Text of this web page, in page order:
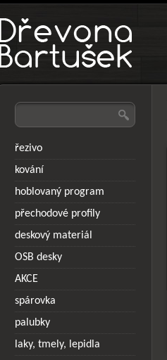
řezivo
kování
hoblovaný program
přechodové profily
deskový materiál
OSB desky
AKCE
spárovka
palubky
laky, tmely, lepidla